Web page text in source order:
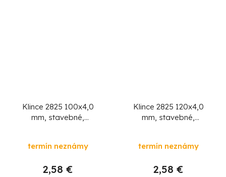
Klince 2825 100x4,0
mm, stavebné,
termín neznámy
2,58 €
Klince 2825 120x4,0
mm, stavebné,
termín neznámy
2,58 €